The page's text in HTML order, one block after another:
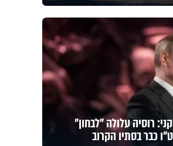
רוסיה עלולה "לבחון"
כבר בסתיו הקרוב